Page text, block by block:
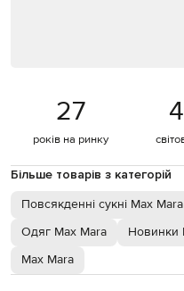
27
років на ринку
Більше товарів з категорій
Повсякденні сукні Max Mara
Одяг Max Mara
Новинки
Max Mara